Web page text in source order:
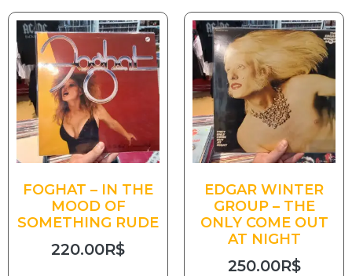
FOGHAT – IN THE
MOOD OF
SOMETHING RUDE
220.00R$
EDGAR WINTER
GROUP – THE
ONLY COME OUT
AT NIGHT
250.00R$